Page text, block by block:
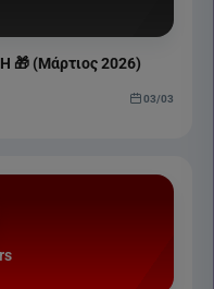
🎁 (Μάρτιος 2026)
03/03